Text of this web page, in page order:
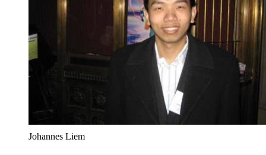
Johannes Liem